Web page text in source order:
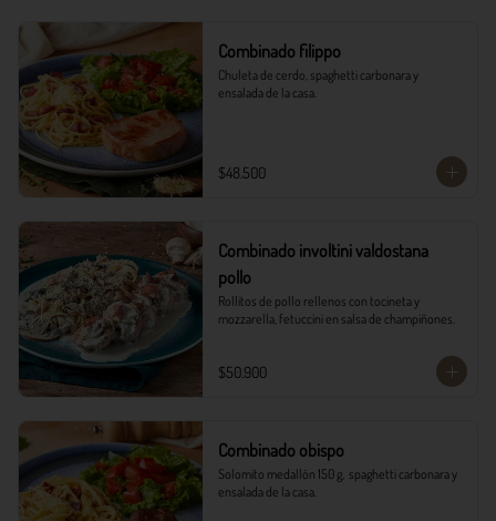
Combinado filippo
Chuleta de cerdo, spaghetti carbonara y
ensalada de la casa.
$48.500
Combinado involtini valdostana
pollo
Rollitos de pollo rellenos con tocineta y
mozzarella, fetuccini en salsa de champiñones.
$50.900
Combinado obispo
Solomito medallón 150 g,  spaghetti carbonara y
ensalada de la casa.